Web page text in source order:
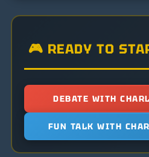
🎮 READY TO
DEBATE WITH
FUN TALK WITH